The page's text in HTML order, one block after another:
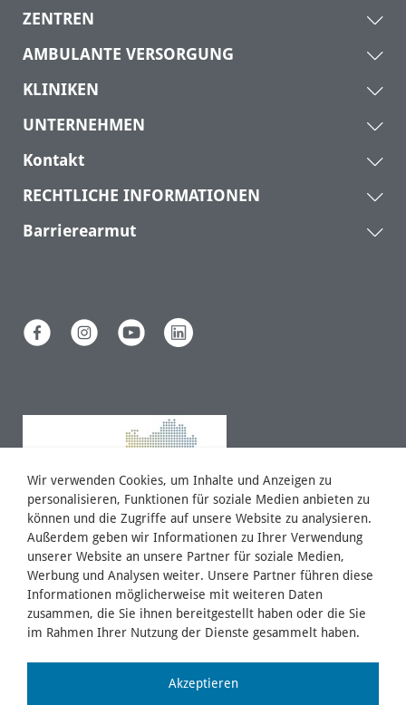
ZENTREN
AMBULANTE VERSORGUNG
KLINIKEN
UNTERNEHMEN
Kontakt
RECHTLICHE INFORMATIONEN
Barrierearmut
Wir verwenden Cookies, um Inhalte und Anzeigen zu
personalisieren, Funktionen für soziale Medien anbieten zu
können und die Zugriffe auf unsere Website zu analysieren.
Außerdem geben wir Informationen zu Ihrer Verwendung
unserer Website an unsere Partner für soziale Medien,
Werbung und Analysen weiter. Unsere Partner führen diese
Informationen möglicherweise mit weiteren Daten
zusammen, die Sie ihnen bereitgestellt haben oder die Sie
im Rahmen Ihrer Nutzung der Dienste gesammelt haben.
Akzeptieren